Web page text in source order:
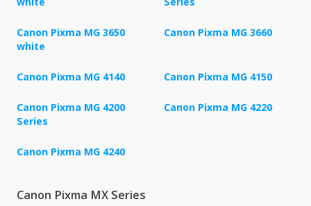
Canon Pixma MG 3650
white
Canon Pixma MG 3660
Canon Pixma MG 4140 Canon Pixma MG 4150
Canon Pixma MG 4200
Series
Canon Pixma MG 4220
Canon Pixma MG 4240
Canon Pixma MX Series